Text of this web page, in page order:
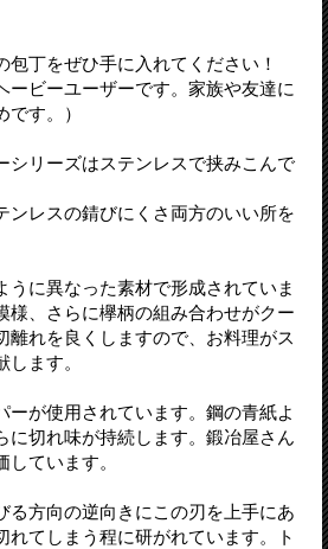
包丁をぜひ手に入れてください！
ービーユーザーです。家族や友達に
す。）
リーズはステンレスで挟みこんで
ンレスの錆びにくさ両方のいい所を
に異なった素材で形成されていま
様、さらに欅柄の組み合わせがクー
離れを良くしますので、お料理がス
ます。
が使用されています。鋼の青紙よ
に切れ味が持続します。鍛冶屋さん
ています。
方向の逆向きにこの刃を上手にあ
れてしまう程に研がれています。ト